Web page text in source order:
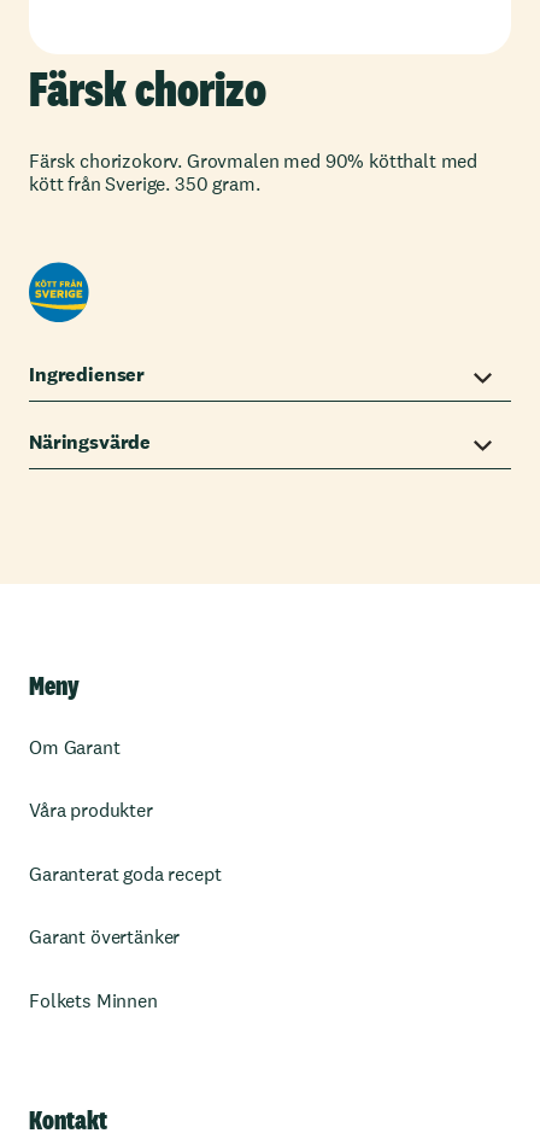
Färsk chorizo
Färsk chorizokorv. Grovmalen med 90% kötthalt med
kött från Sverige. 350 gram.
Ingredienser
Näringsvärde
Meny
Om Garant
Våra produkter
Garanterat goda recept
Garant övertänker
Folkets Minnen
Kontakt